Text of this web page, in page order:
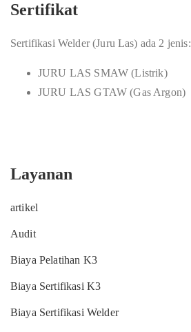
Sertifikat
Sertifikasi Welder (Juru Las) ada 2 jenis:
JURU LAS SMAW (Listrik)
JURU LAS GTAW (Gas Argon)
Layanan
artikel
Audit
Biaya Pelatihan K3
Biaya Sertifikasi K3
Biaya Sertifikasi Welder